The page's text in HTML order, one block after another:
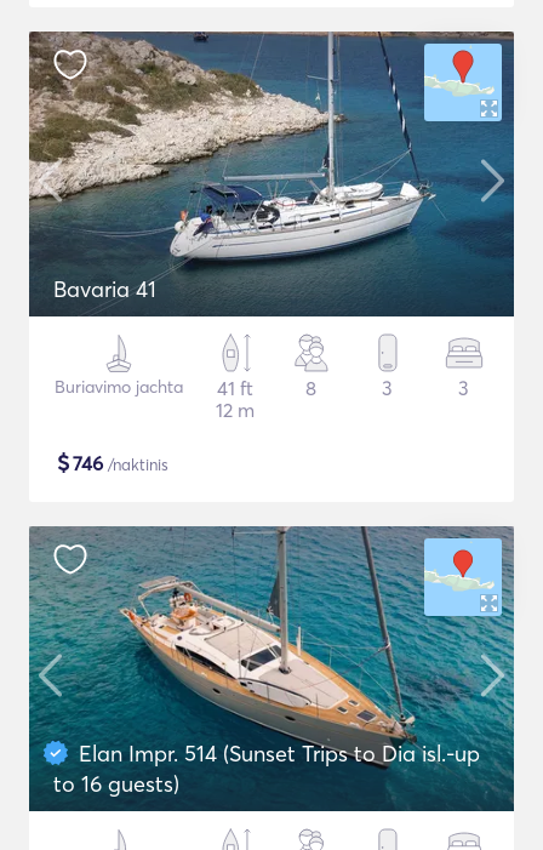
Bavaria 41
Buriavimo jachta
41 ft
12 m
8 3 3
$746 /naktinis
Elan Impr. 514 (Sunset Trips to Dia isl.-up
to 16 guests)